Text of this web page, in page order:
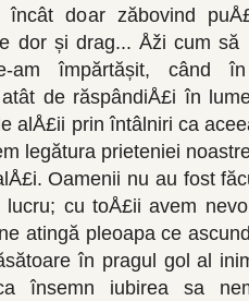
doar zăbovind
dor și drag... Åži cum să
am împărtășit, când
de răspândiÅ£i în
alÅ£ii prin întâlniri ca
legătura pri­eteniei
Oamenii nu au fost
cu toÅ£ii avem
atingă pleoapa ce
în pragul gol al
însemn iubi­rea sa